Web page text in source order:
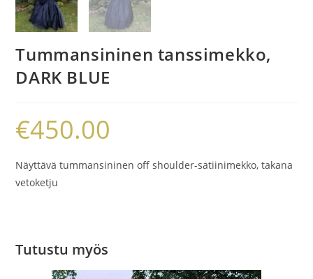
Tummansininen tanssimekko,
DARK BLUE
€450.00
Näyttävä tummansininen off shoulder-satiinimekko, takana
vetoketju
Tutustu myös